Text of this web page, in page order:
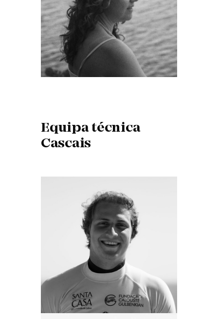
Equipa técnica
Cascais